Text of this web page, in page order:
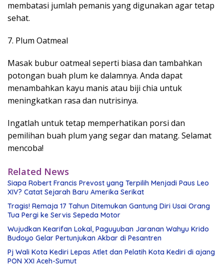
membatasi jumlah pemanis yang digunakan agar tetap
sehat.
7. Plum Oatmeal
Masak bubur oatmeal seperti biasa dan tambahkan
potongan buah plum ke dalamnya. Anda dapat
menambahkan kayu manis atau biji chia untuk
meningkatkan rasa dan nutrisinya.
Ingatlah untuk tetap memperhatikan porsi dan
pemilihan buah plum yang segar dan matang. Selamat
mencoba!
Related News
Siapa Robert Francis Prevost yang Terpilih Menjadi Paus Leo
XIV? Catat Sejarah Baru Amerika Serikat
Tragis! Remaja 17 Tahun Ditemukan Gantung Diri Usai Orang
Tua Pergi ke Servis Sepeda Motor
Wujudkan Kearifan Lokal, Paguyuban Jaranan Wahyu Krido
Budoyo Gelar Pertunjukan Akbar di Pesantren
Pj Wali Kota Kediri Lepas Atlet dan Pelatih Kota Kediri di ajang
PON XXI Aceh-Sumut